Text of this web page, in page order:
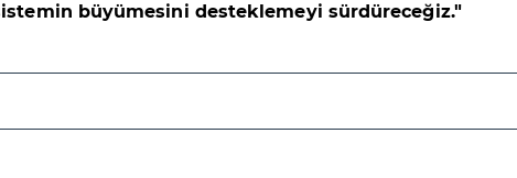
büyümesini desteklemeyi sürdüreceğiz."